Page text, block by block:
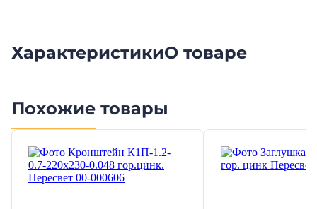
ХарактеристикиО товаре
Похожие товары